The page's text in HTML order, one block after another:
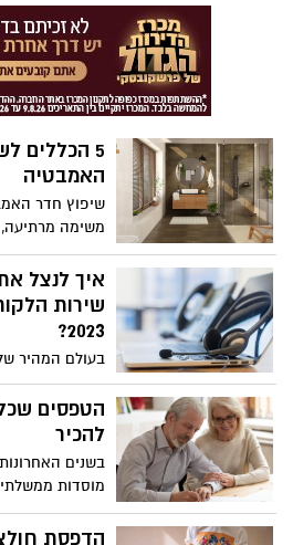
או בכוס יין,
שבת. בין כל
אשר
טקילה היא
יותר מאשר סתם
5 הכללים
האמבטיה
שיפוץ חדר
משימה
אתם יכולים
איך לנצל
שירות
2023?
בעולם המהיר
לקבל שירות
הפך לחלק בלתי
היתר לייעל
משמעותי
בעסקים
הטפסים
להכיר
בשנים
מוסדות
עברו ועודם
שירותים
הדפסת